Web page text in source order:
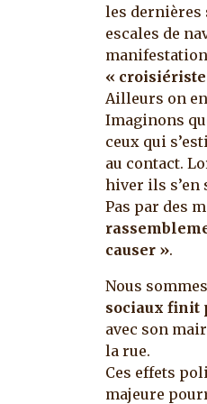
les dernières
escales de
«
Ailleurs on
Imaginons
ceux qui
au contact.
hiver ils s’en
Pas par des
causer ».
Nous
sociaux finit
avec son
la rue.
Ces effets
majeure